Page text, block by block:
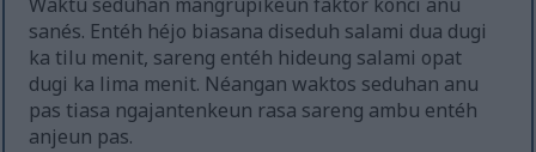
sanés. Entéh héjo biasana diseduh salami dua dugi
ka tilu menit, sareng entéh hideung salami opat
dugi ka lima menit. Néangan waktos seduhan anu
pas tiasa ngajantenkeun rasa sareng ambu entéh
anjeun pas.